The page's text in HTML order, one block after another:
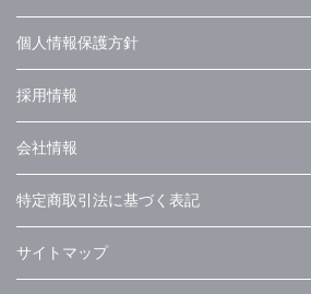
個人情報保護方針
採用情報
会社情報
特定商取引法に基づく表記
サイトマップ